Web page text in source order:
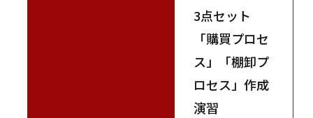
3点セット
「購買プロセ
ス」「棚卸プ
ロセス」作成
演習